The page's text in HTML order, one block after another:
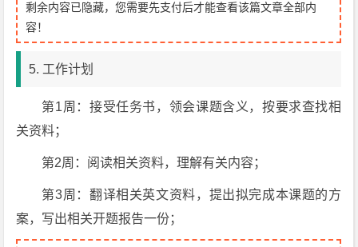
剩余内容已隐藏，您需要先支付后才能查看该篇文章全部内
容！
5. 工作计划
第1周：接受任务书，领会课题含义，按要求查找相
关资料；
第2周：阅读相关资料，理解有关内容；
第3周：翻译相关英文资料，提出拟完成本课题的方
案，写出相关开题报告一份；